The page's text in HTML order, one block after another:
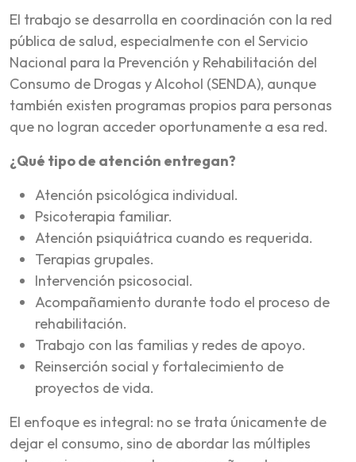
El trabajo se desarrolla en coordinación con la red
pública de salud, especialmente con el Servicio
Nacional para la Prevención y Rehabilitación del
Consumo de Drogas y Alcohol (SENDA), aunque
también existen programas propios para personas
que no logran acceder oportunamente a esa red.
¿Qué tipo de atención entregan?
Atención psicológica individual.
Psicoterapia familiar.
Atención psiquiátrica cuando es requerida.
Terapias grupales.
Intervención psicosocial.
Acompañamiento durante todo el proceso de
rehabilitación.
Trabajo con las familias y redes de apoyo.
Reinserción social y fortalecimiento de
proyectos de vida.
El enfoque es integral: no se trata únicamente de
dejar el consumo, sino de abordar las múltiples